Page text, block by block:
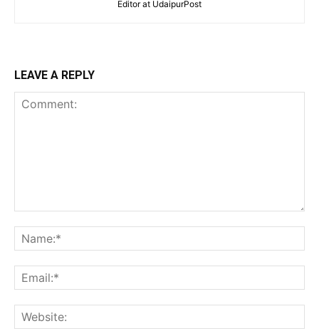
Editor at UdaipurPost
LEAVE A REPLY